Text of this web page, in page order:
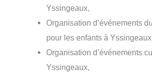
Yssingeaux,
Organisation d’événements
pour les enfants à
Organisation d’événements
Yssingeaux,